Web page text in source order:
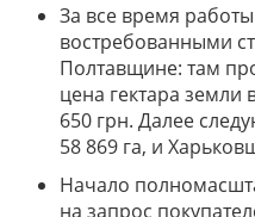
За все время
востребованными
Полтавщине: там
цена гектара земли
650 грн. Далее
58 869 га, и
Начало
на запрос